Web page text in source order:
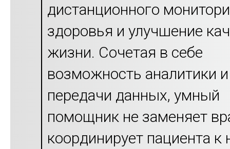
дистанционного
здоровья и улучшение
жизни. Сочетая в себе
возможность аналитики и
передачи данных, умный
помощник не заменяет
координирует пациента